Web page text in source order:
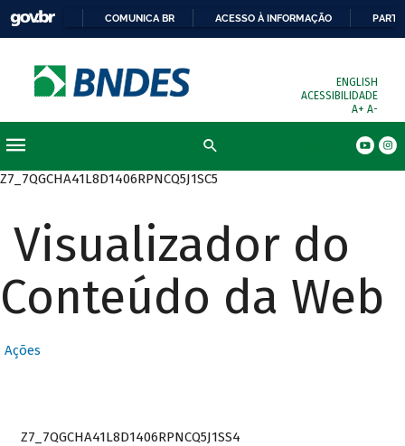
COMUNICA BR ACESSO À INFORMAÇÃO
ENGLISH
ACESSIBILIDADE
A+ A-
Z7_7QGCHA41L8D1406RPNCQ5J1SC5
Visualizador do
Conteúdo da Web
Ações
Z7_7QGCHA41L8D1406RPNCQ5J1SS4